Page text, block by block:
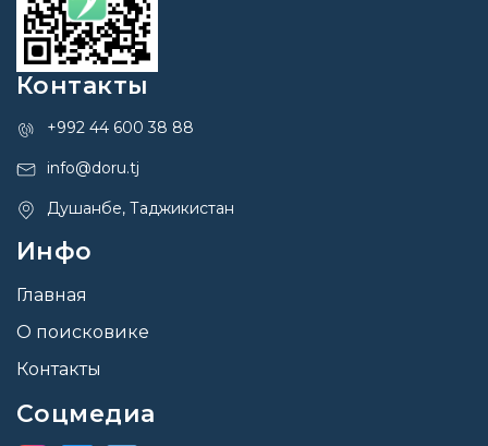
Контакты
+992 44 600 38 88
info@doru.tj
Душанбе, Таджикистан
Инфо
Главная
О поисковике
Контакты
Соцмедиа